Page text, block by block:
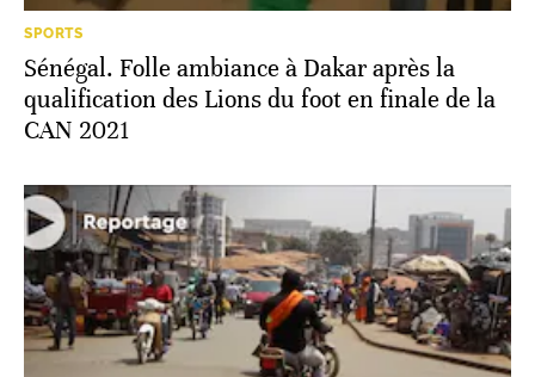
SPORTS
Sénégal. Folle ambiance à Dakar après la
qualification des Lions du foot en finale de la
CAN 2021